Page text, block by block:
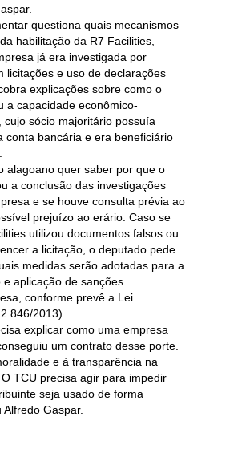
questiona quais mecanismos
habilitação da R7 Facilities,
já era investigada por
licitações e uso de declarações
explicações sobre como o
a capacidade econômico-
sócio majoritário possuía
conta bancária e era beneficiário
alagoano quer saber por que o
a conclusão das investigações
e se houve consulta prévia ao
prejuízo ao erário. Caso se
utilizou documentos falsos ou
a licitação, o deputado pede
medidas serão adotadas para a
aplicação de sanções
conforme prevê a Lei
2013).
explicar como uma empresa
um contrato desse porte.
e à transparência na
TCU precisa agir para impedir
seja usado de forma
Gaspar.